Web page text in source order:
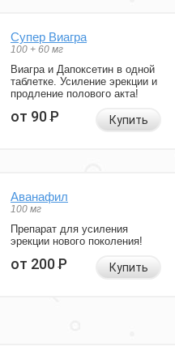
Супер Виагра
100 + 60 мг
Виагра и Дапоксетин в одной
таблетке. Усиление эрекции и
продление полового акта!
от 90Р Купить
Аванафил
100 мг
Препарат для усиления
эрекции нового поколения!
от 200Р Купить